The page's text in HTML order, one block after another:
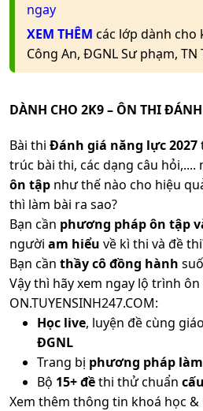
ngay
XEM THÊM các lớp dành cho
Công An, ĐGNL Sư phạm, TN
DÀNH CHO 2K9 – ÔN THI
Bài thi Đánh giá năng lực 2027
trúc bài thi, các dạng câu hỏi,....
ôn tập như thế nào cho hiệu
thì làm bài ra sao?
Bạn cần phương pháp ôn tập
người am hiểu về kì thi và đề
Bạn cần thầy cô đồng hành
Vậy thì hãy xem ngay lộ trình
ON.TUYENSINH247.COM:
Học live, luyện đề cùng
ĐGNL
Trang bị phương pháp
Bộ 15+ đềthi thử chuẩn
Xem thêm thông tin khoá học